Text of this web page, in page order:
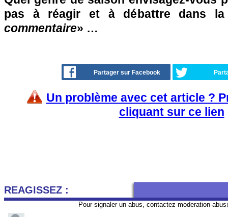
pas à réagir et à débattre dans
commentaire» …
Partager sur Facebook
Un problème avec cet article ?
cliquant sur ce lien
REAGISSEZ :
Pour signaler un abus, contactez moderation-